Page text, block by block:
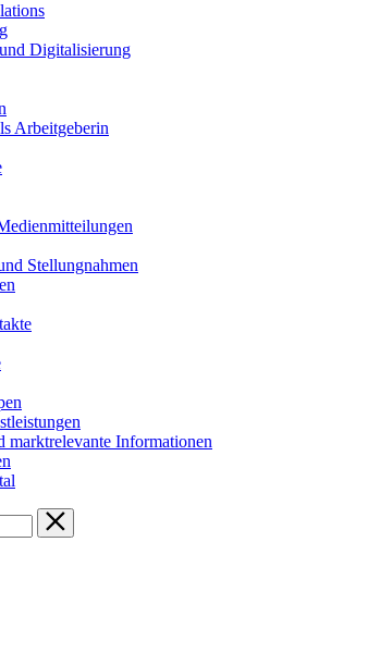
Digitalisierung
Arbeitgeberin
Stellungnahmen
marktrelevante Informationen